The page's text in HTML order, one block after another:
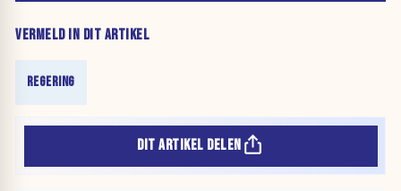
VERMELD IN DIT ARTIKEL
REGERING
DIT ARTIKEL DELEN